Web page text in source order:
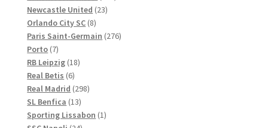
Newcastle United 2323
Orlando City SC 88
Produkte
Paris Saint-Germain 276276
Porto 77
Produkte
RB Leipzig 1818
Real Betis 66
Produkte
Real Madrid 298298
SL Benfica 1313
Produkte
Sporting Lissabon 11